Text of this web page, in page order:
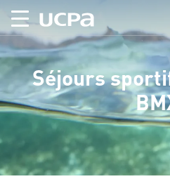
Séjours